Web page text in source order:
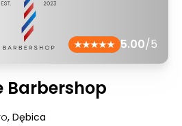
5.00/5
Barbershop
, Dębica